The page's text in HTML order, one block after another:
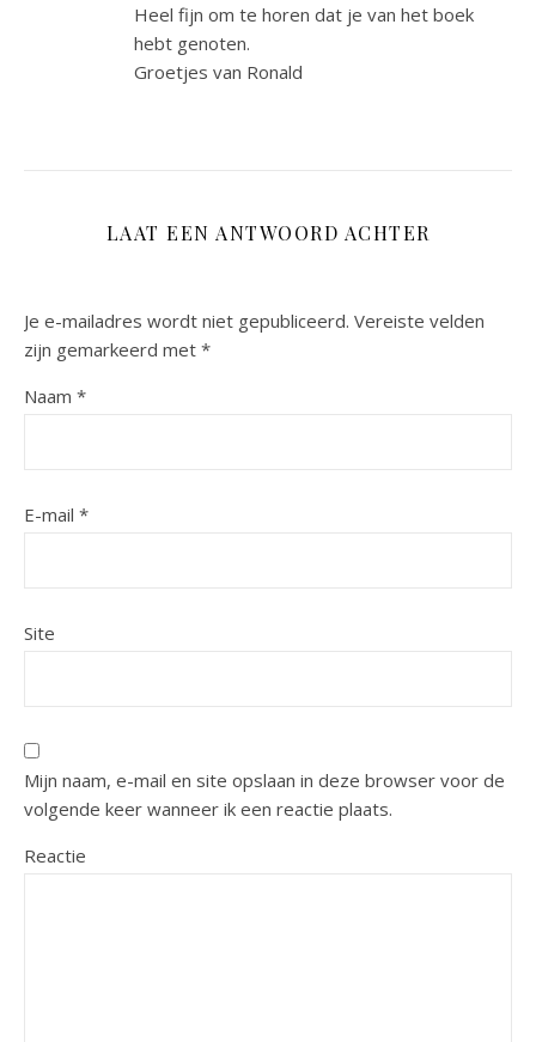
Heel fijn om te horen dat je van het boek
hebt genoten.
Groetjes van Ronald
LAAT EEN ANTWOORD ACHTER
Je e-mailadres wordt niet gepubliceerd. Vereiste velden
zijn gemarkeerd met *
Naam *
E-mail *
Site
Mijn naam, e-mail en site opslaan in deze browser voor de
volgende keer wanneer ik een reactie plaats.
Reactie